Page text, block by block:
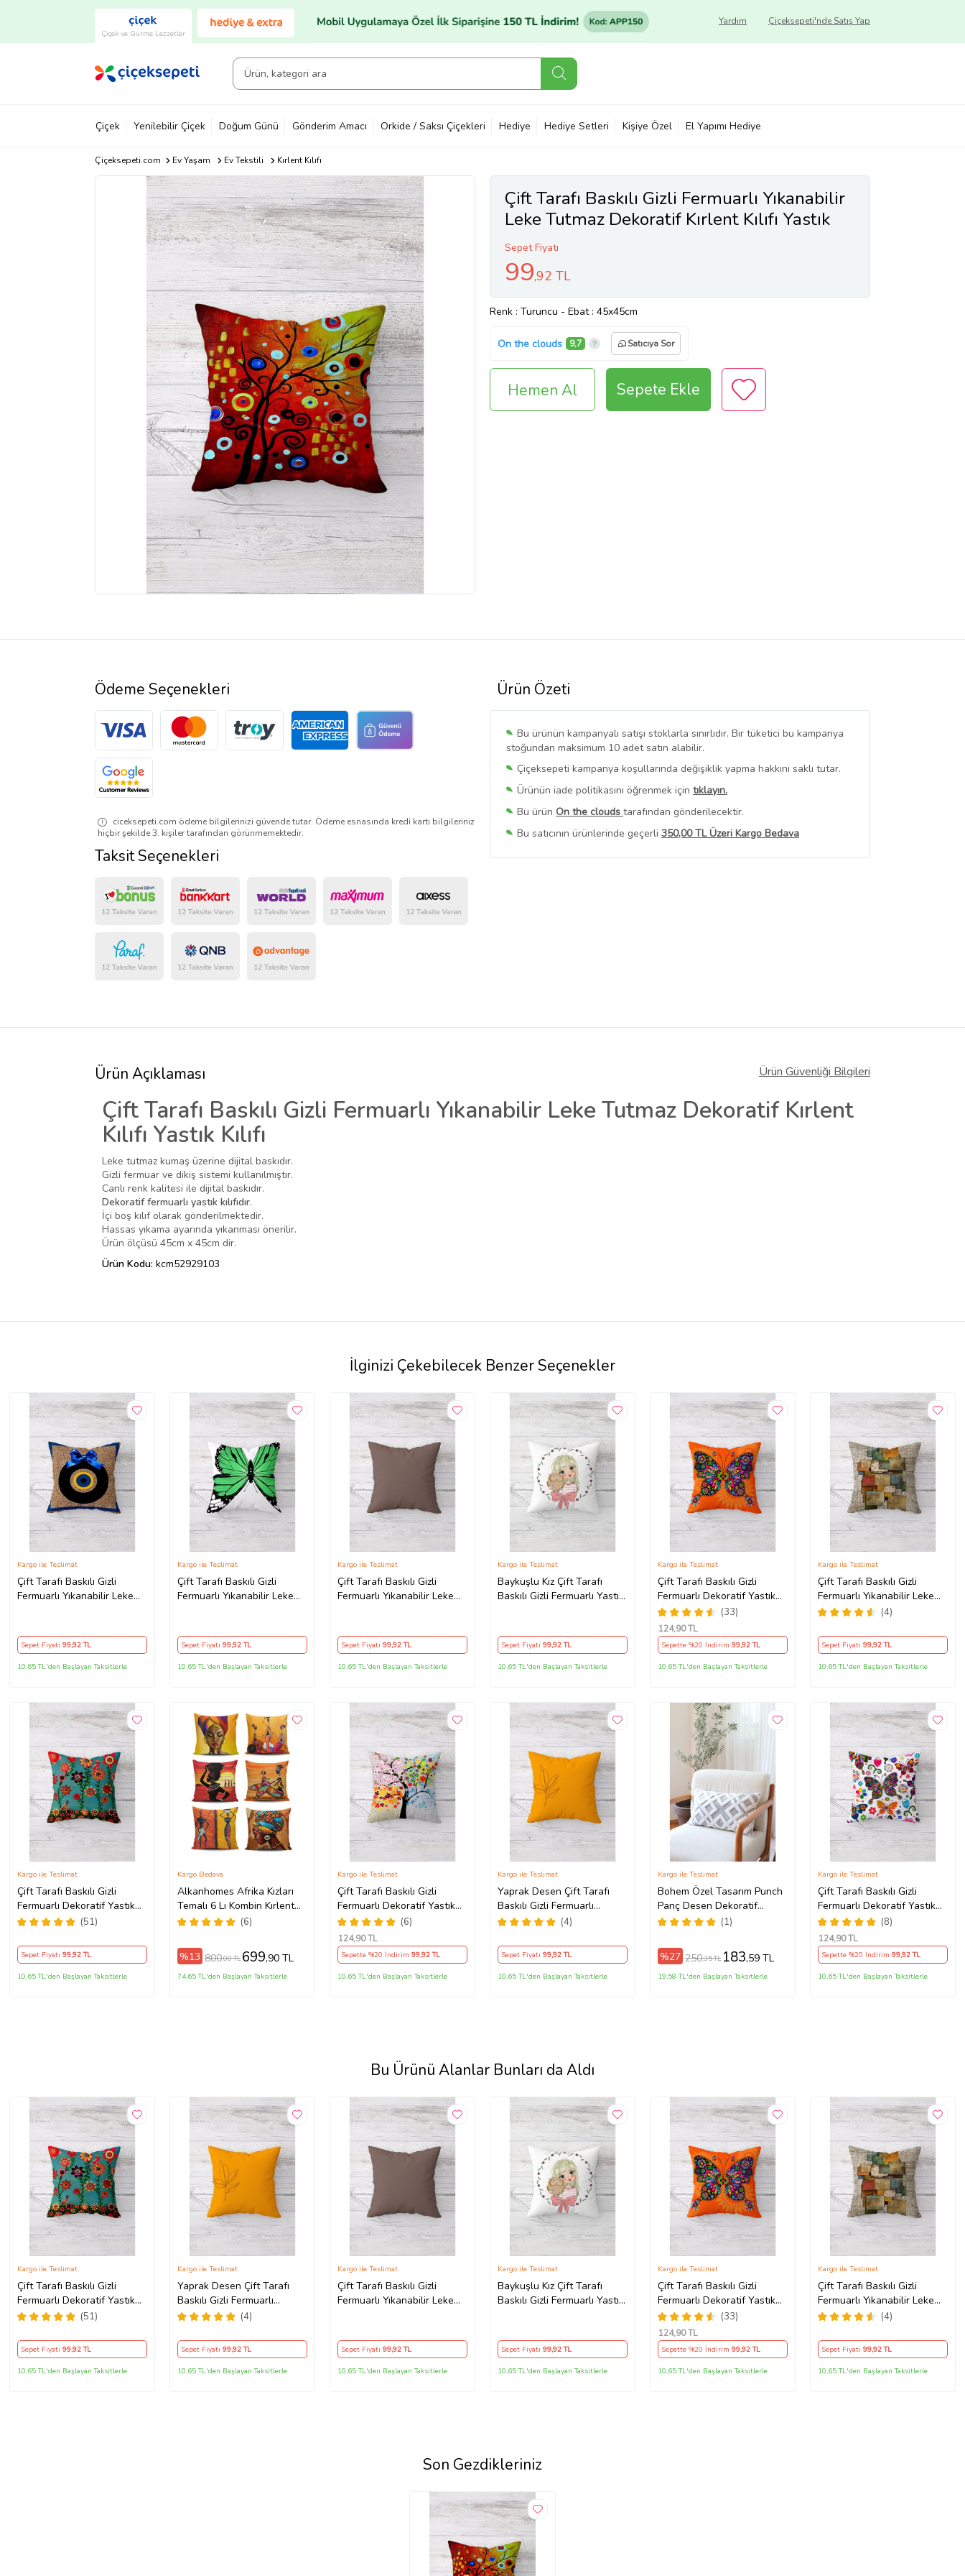
Çiçek ve Gurme Lezzetler
Çiçeksepeti'nde Satış Yap
Yardım
Çiçek Yenilebilir Çiçek Doğum Günü Gönderim Amacı Orkide / Saksı Çiçekleri Hediye Hediye Setleri Kişiye Özel El Yapımı Hediye
Çiçeksepeti.com Ev Yaşam Ev Tekstili Kırlent Kılıfı
Çift Tarafı Baskılı Gizli Fermuarlı Yıkanabilir
Leke Tutmaz Dekoratif Kırlent Kılıfı Yastık
Kılıfı (Turuncu)
Sepet Fiyatı
99,92 TL
Renk : Turuncu - Ebat : 45x45cm
On the clouds 9,7 Satıcıya Sor
Hemen Al Sepete Ekle
Ürün Özeti
Bu ürünün kampanyalı satışı stoklarla sınırlıdır. Bir tüketici bu kampanya
stoğundan maksimum 10 adet satın alabilir.
Çiçeksepeti kampanya koşullarında değişiklik yapma hakkını saklı tutar.
Ürünün iade politikasını öğrenmek için tıklayın.
Bu ürün On the clouds tarafından gönderilecektir.
Bu satıcının ürünlerinde geçerli 350,00 TL Üzeri Kargo Bedava
Bu SatıcınınTüm Ürünlerini Görüntüle
Ödeme Seçenekleri
ciceksepeti.com ödeme bilgilerinizi güvende tutar. Ödeme esnasında kredi kartı bilgileriniz
hiçbir şekilde 3. kişiler tarafından görünmemektedir.
Taksit Seçenekleri
Ürün Açıklaması Ürün Güvenliği Bilgileri
Çift Tarafı Baskılı Gizli Fermuarlı Yıkanabilir Leke Tutmaz Dekoratif Kırlent
Kılıfı Yastık Kılıfı
Leke tutmaz kumaş üzerine dijital baskıdır.
Gizli fermuar ve dikiş sistemi kullanılmıştır.
Canlı renk kalitesi ile dijital baskıdır.
Dekoratif fermuarlı yastık kılıfıdır.
İçi boş kılıf olarak gönderilmektedir.
Hassas yıkama ayarında yıkanması önerilir.
Ürün ölçüsü 45cm x 45cm dir.
Ürün Kodu: kcm52929103
İlginizi Çekebilecek Benzer Seçenekler
Çift Tarafı Baskılı Gizli
Fermuarlı Yıkanabilir Leke
Kargo ile Teslimat
Sepet Fiyatı 99,92 TL
10,65 TL'den Başlayan Taksitlerle
Çift Tarafı Baskılı Gizli
Fermuarlı Yıkanabilir Leke
Beyaz)
Kargo ile Teslimat
Sepet Fiyatı 99,92 TL
10,65 TL'den Başlayan Taksitlerle
Çift Tarafı Baskılı Gizli
Fermuarlı Yıkanabilir Leke
Kargo ile Teslimat
Sepet Fiyatı 99,92 TL
10,65 TL'den Başlayan Taksitlerle
Baykuşlu Kız Çift Tarafı
Baskılı Gizli Fermuarlı Yastık
Kargo ile Teslimat
Sepet Fiyatı 99,92 TL
10,65 TL'den Başlayan Taksitlerle
Çift Tarafı Baskılı Gizli
Fermuarlı Dekoratif Yastık
Kılıfı Kırlent Kılıfı Koltuk
Yastık Kılıfı (Turuncu)
(33)
Kargo ile Teslimat
124,90 TL
Sepette %20 İndirim99,92 TL
10,65 TL'den Başlayan Taksitlerle
Çift Tarafı Baskılı Gizli
Fermuarlı Yıkanabilir Leke
Tutmaz Dekoratif Kırlent
(4)
Kargo ile Teslimat
Sepet Fiyatı99,92 TL
10,65 TL'den Başlayan Taksitlerle
Çift Tarafı Baskılı Gizli
Fermuarlı Dekoratif Yastık
Kılıfı Kırlent Kılıfı Koltuk
(51)
Kargo ile Teslimat
Sepet Fiyatı 99,92 TL
10,65 TL'den Başlayan Taksitlerle
Alkanhomes Afrika Kızları
Temalı 6 Lı Kombin Kırlent
Kılıfı
(6)
Kargo Bedava
%13 800,00 TL 699,90 TL
74,65 TL'den Başlayan Taksitlerle
Çift Tarafı Baskılı Gizli
Fermuarlı Dekoratif Yastık
Kılıfı Kırlent Kılıfı Koltuk
Yastık Kılıfı (Çok Renkli)
(6)
Kargo ile Teslimat
124,90 TL
Sepette %20 İndirim 99,92 TL
10,65 TL'den Başlayan Taksitlerle
Yaprak Desen Çift Tarafı
Baskılı Gizli Fermuarlı
Yıkanabilir Leke Tutmaz
(Turuncu)
(4)
Kargo ile Teslimat
Sepet Fiyatı 99,92 TL
10,65 TL'den Başlayan Taksitlerle
Bohem Özel Tasarım Punch
Panç Desen Dekoratif
Dikdörtgen Kırlent Kılıfı
(1)
Kargo ile Teslimat
%27 250,35 TL 183,59 TL
19,58 TL'den Başlayan Taksitlerle
Çift Tarafı Baskılı Gizli
Fermuarlı Dekoratif Yastık
Kılıfı Kırlent Kılıfı Koltuk
Yastık Kılıfı (Çok Renkli)
(8)
Kargo ile Teslimat
124,90 TL
Sepette %20 İndirim99,92 TL
10,65 TL'den Başlayan Taksitlerle
Bu Ürünü Alanlar Bunları da Aldı
Çift Tarafı Baskılı Gizli
Fermuarlı Dekoratif Yastık
Kılıfı Kırlent Kılıfı Koltuk
(51)
Kargo ile Teslimat
Sepet Fiyatı 99,92 TL
10,65 TL'den Başlayan Taksitlerle
Yaprak Desen Çift Tarafı
Baskılı Gizli Fermuarlı
Yıkanabilir Leke Tutmaz
(Turuncu)
(4)
Kargo ile Teslimat
Sepet Fiyatı 99,92 TL
10,65 TL'den Başlayan Taksitlerle
Çift Tarafı Baskılı Gizli
Fermuarlı Yıkanabilir Leke
Kargo ile Teslimat
Sepet Fiyatı 99,92 TL
10,65 TL'den Başlayan Taksitlerle
Baykuşlu Kız Çift Tarafı
Baskılı Gizli Fermuarlı Yastık
Kargo ile Teslimat
Sepet Fiyatı 99,92 TL
10,65 TL'den Başlayan Taksitlerle
Çift Tarafı Baskılı Gizli
Fermuarlı Dekoratif Yastık
Kılıfı Kırlent Kılıfı Koltuk
Yastık Kılıfı (Turuncu)
(33)
Kargo ile Teslimat
124,90 TL
Sepette %20 İndirim99,92 TL
10,65 TL'den Başlayan Taksitlerle
Çift Tarafı Baskılı Gizli
Fermuarlı Yıkanabilir Leke
Tutmaz Dekoratif Kırlent
(4)
Kargo ile Teslimat
Sepet Fiyatı99,92 TL
10,65 TL'den Başlayan Taksitlerle
Son Gezdikleriniz